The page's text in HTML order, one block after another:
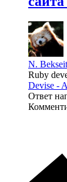
N.
Ruby
Devise -
Ответ